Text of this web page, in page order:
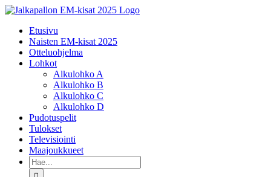
Skip
contentEtusivu
Naisten EM-kisat 2025
Otteluohjelma
Lohkot
Alkulohko A
Alkulohko B
Alkulohko C
Alkulohko D
Pudotuspelit
Tulokset
Televisiointi
Maajoukkueet
Etsi
...